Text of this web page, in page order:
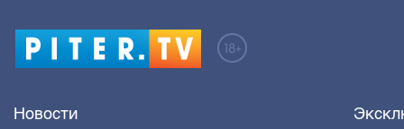
Новости